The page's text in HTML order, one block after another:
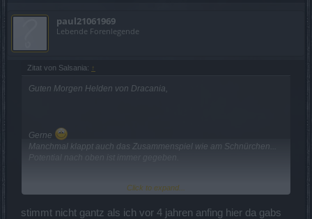
paul21061969
Lebende Forenlegende
Zitat von Salsania: ↑
Guten Morgen Helden von Dracania,
Gerne
Manchmal klappt auch das Zusammenspiel wie am Schnürchen...
Potential nach oben ist immer gegeben.
Nein, mein Gehalt beziehe ich tatsächlich woanders her und wenn
Click to expand...
stimmt nicht gantz als ich vor 4 jahren anfing hier da gabs